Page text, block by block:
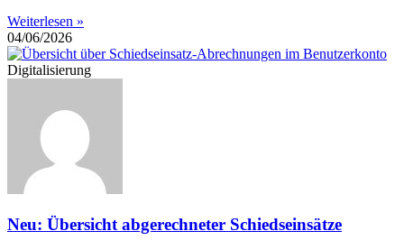
Weiterlesen »
04/06/2026
Digitalisierung
Neu: Übersicht abgerechneter Schiedseinsätze